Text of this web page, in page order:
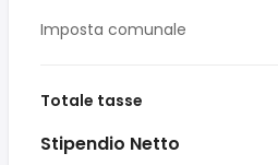
Imposta comunale
Totale tasse
Stipendio Netto